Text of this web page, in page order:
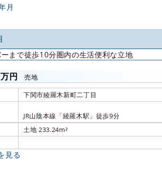
月
まで徒歩10分圏内の生活便利な立地
円 売地
下関市綾羅木新町二丁目
JR山陰本線「綾羅木駅」徒歩9分
土地 233.24m²
見る